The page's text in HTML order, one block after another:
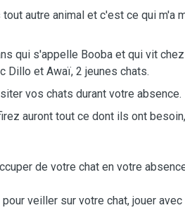
autre animal et c'est ce qui m'a
qui s'appelle Booba et qui vit
Dillo et Awaï, 2 jeunes chats.
vos chats durant votre absence.
auront tout ce dont ils ont
de votre chat en votre
veiller sur votre chat, jouer avec